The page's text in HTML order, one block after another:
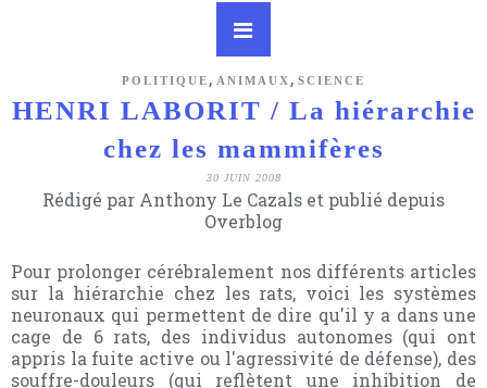
POLITIQUE , ANIMAUX , SCIENCE
HENRI LABORIT / La hiérarchie
chez les mammifères
30 JUIN 2008
Rédigé par Anthony Le Cazals et publié depuis
Overblog
Pour prolonger cérébralement nos différents articles
sur la hiérarchie chez les rats, voici les systèmes
neuronaux qui permettent de dire qu'il y a dans une
cage de 6 rats, des individus autonomes (qui ont
appris la fuite active ou l'agressivité de défense), des
souffre-douleurs (qui reflètent une inhibition de